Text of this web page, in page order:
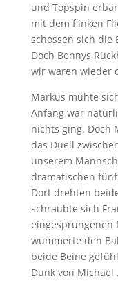
und Topspin
mit dem flinken
schossen sich die
Doch Bennys
wir waren wieder
Markus mühte
Anfang war
nichts ging. Doch
das Duell
unserem
dramatischen
Dort drehten
schraubte sich
eingesprungenen
wummerte den
beide Beine
Dunk von Michael